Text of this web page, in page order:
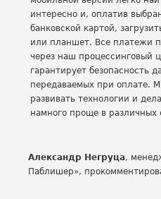
интересно и, оплатив
банковской картой,
или планшет. Все платежи
через наш процессинговый
гарантирует безопасность
передаваемых при оплате.
развивать технологии и
намного проще в различных
Александр Негруца,
Паблишер»,